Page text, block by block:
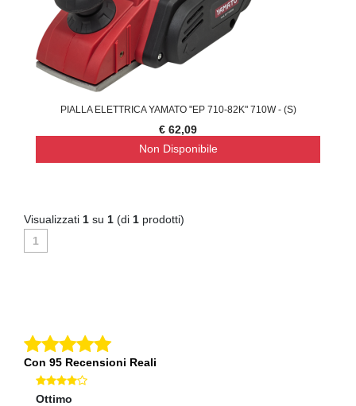
PIALLA ELETTRICA YAMATO "EP 710-82K" 710W - (S)
€ 62,09
Non Disponibile
Visualizzati 1 su 1 (di 1 prodotti)
1
Con 95 Recensioni Reali
Ottimo